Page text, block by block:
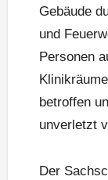
Gebäude
und
Personen
betroffen
unverletzt
Der